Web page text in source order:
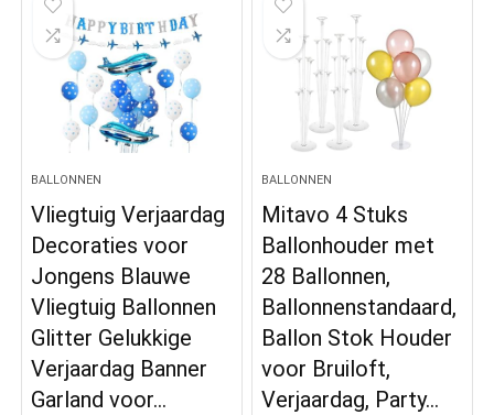
BALLONNEN
Vliegtuig Verjaardag
Decoraties voor
Jongens Blauwe
Vliegtuig Ballonnen
Glitter Gelukkige
Verjaardag Banner
Garland voor…
BALLONNEN
Mitavo 4 Stuks
Ballonhouder met
28 Ballonnen,
Ballonnenstandaard,
Ballon Stok Houder
voor Bruiloft,
Verjaardag, Party…